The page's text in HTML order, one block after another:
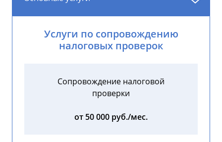
Услуги по сопровождению
налоговых проверок
Сопровождение налоговой
проверки
от 50 000 руб./мес.